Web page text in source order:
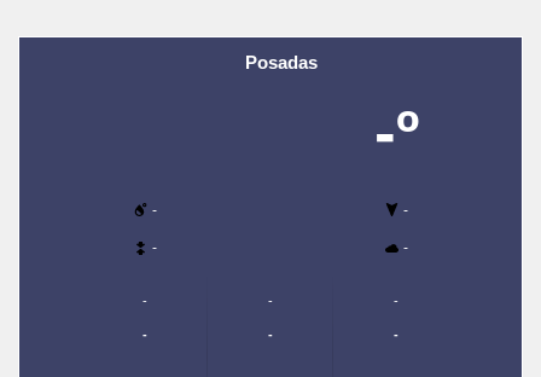
Posadas
-º
- -
- -
-
-
-
-
-
-